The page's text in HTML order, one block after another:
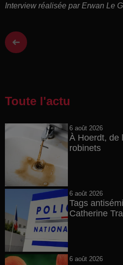
Interview réalisée par Erwan Le
Toute l'actu
6 août 2026
À Hoerdt, de
robinets
6 août 2026
Tags
Catherine
6 août 2026